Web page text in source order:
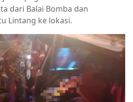
dari Balai Bomba dan
Lintang ke lokasi.